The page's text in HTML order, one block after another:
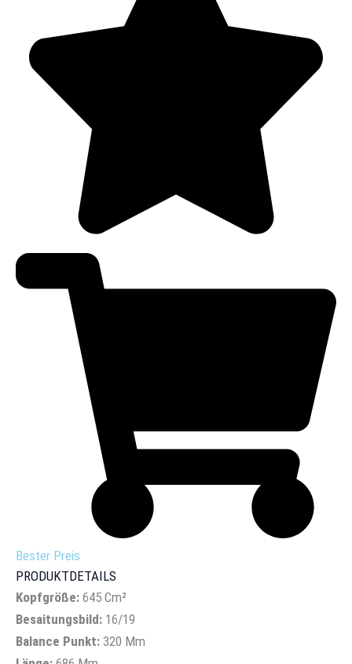
Bester Preis
PRODUKTDETAILS
Kopfgröße: 645 Cm²
Besaitungsbild: 16/19
Balance Punkt: 320 Mm